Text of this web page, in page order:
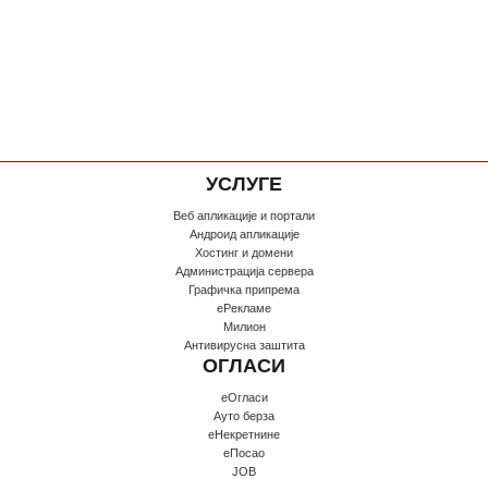
УСЛУГЕ
Веб апликације и портали
Андроид апликације
Хостинг и домени
Администрација сервера
Графичка припрема
еРекламе
Милион
Антивирусна заштита
ОГЛАСИ
еОгласи
Ауто берза
еНекретнине
еПосао
JOB